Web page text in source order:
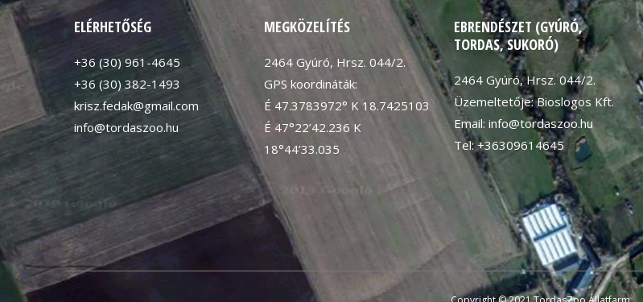
ELÉRHETŐSÉG
+36 (30) 961-4645
+36 (30) 382-1493
krisz.fedak@gmail.com
info@tordaszoo.hu
MEGKÖZELÍTÉS
2464 Gyúró, Hrsz. 044/2.
GPS koordináták:
É 47.3783972° K 18.7425103
É 47°22’42.236 K
18°44’33.035
EBRENDÉSZET (GYÚRÓ,
TORDAS, SUKORÓ)
2464 Gyúró, Hrsz. 044/2.
Üzemeltetője: Bioslogos Kft.
Email: info@tordaszoo.hu
Tel: +36309614645